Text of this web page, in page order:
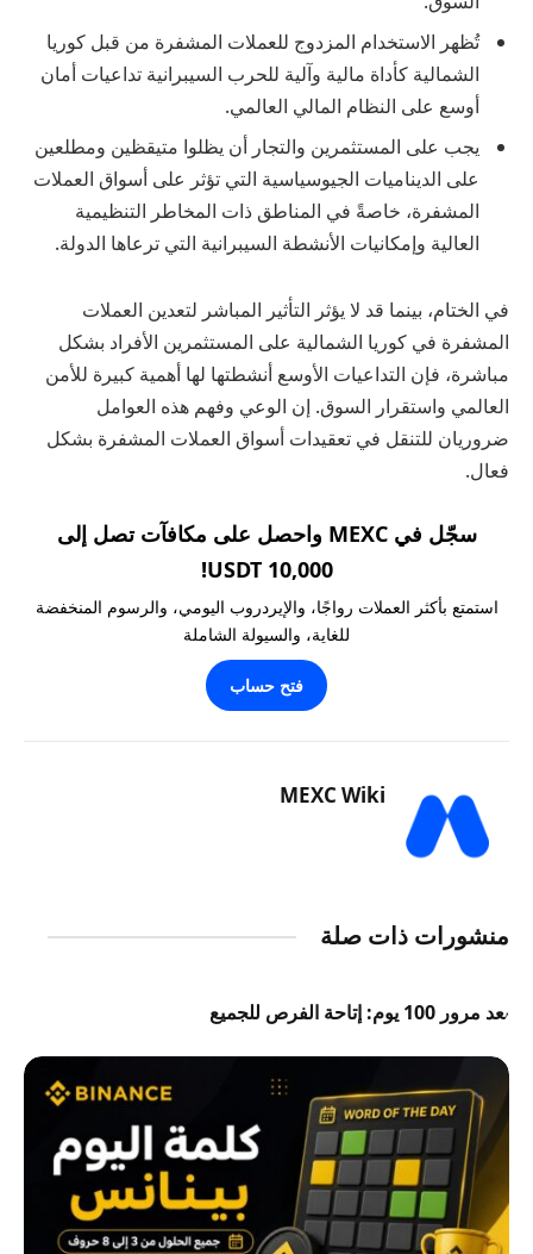
تُظهر الاستخدام المزدوج للعملات المشفرة من قبل كوريا
الشمالية كأداة مالية وآلية للحرب السيبرانية تداعيات أمان
أوسع على النظام المالي العالمي.
يجب على المستثمرين والتجار أن يظلوا متيقظين ومطلعين
على الديناميات الجيوسياسية التي تؤثر على أسواق العملات
المشفرة، خاصةً في المناطق ذات المخاطر التنظيمية
العالية وإمكانيات الأنشطة السيبرانية التي ترعاها الدولة.
في الختام، بينما قد لا يؤثر التأثير المباشر لتعدين العملات
المشفرة في كوريا الشمالية على المستثمرين الأفراد بشكل
مباشرة، فإن التداعيات الأوسع أنشطتها لها أهمية كبيرة للأمن
العالمي واستقرار السوق. إن الوعي وفهم هذه العوامل
ضروريان للتنقل في تعقيدات أسواق العملات المشفرة بشكل
فعال.
سجّل في MEXC واحصل على مكافآت تصل إلى
10,000 USDT!
استمتع بأكثر العملات رواجًا، والإيردروب اليومي، والرسوم المنخفضة
للغاية، والسيولة الشاملة
فتح حساب
MEXC Wiki
منشورات ذات صلة
بعد مرور 100 يوم: إتاحة الفرص للجميع